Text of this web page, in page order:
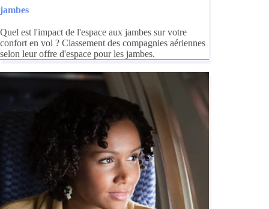
jambes
Quel est l'impact de l'espace aux jambes sur votre
confort en vol ? Classement des compagnies aériennes
selon leur offre d'espace pour les jambes.